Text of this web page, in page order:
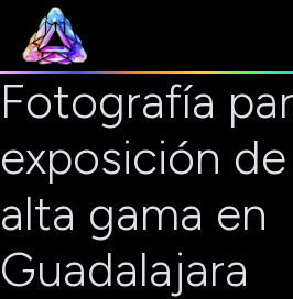
Fotografía
exposición
alta gama en
Guadalajara